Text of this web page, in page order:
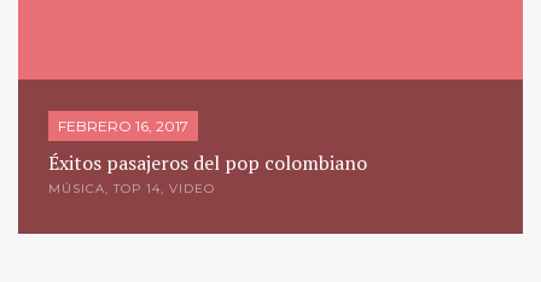
FEBRERO 16, 2017
Éxitos pasajeros del pop colombiano
MÚSICA, TOP 14, VIDEO